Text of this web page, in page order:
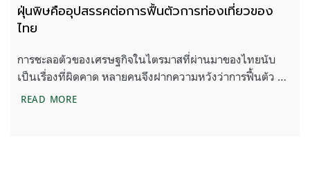
ฝุ่นพิษคืออุปสรรคต่อการฟื้นตัวการท่องเที่ยวของ
ไทย
การชะลอตัวของเศรษฐกิจในไตรมาสที่ผ่านมาของไทยนับ
เป็นเรื่องที่ผิดคาด หลายคนจึงฝากความหวังว่าการฟื้นตัว …
READ MOREฝุ่นพิษคืออุปสรรคต่อการฟื้นตัวการท่องเที่ยวของไทย